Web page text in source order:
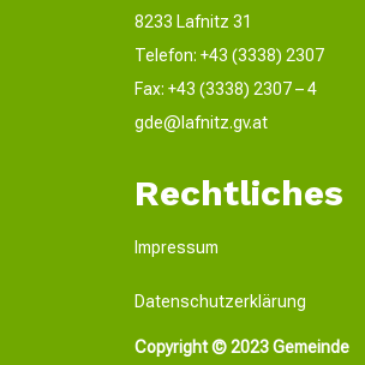
8233 Lafnitz 31
Telefon: +43 (3338) 2307
Fax: +43 (3338) 2307 – 4
gde@lafnitz.gv.at
Rechtliches
Impressum
Datenschutzerklärung
Copyright © 2023 Gemeinde